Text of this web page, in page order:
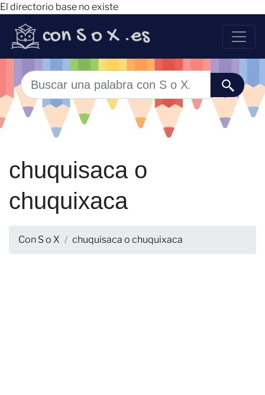
El directorio base no existe
chuquisaca o
chuquixaca
Con S o X chuquisaca o chuquixaca